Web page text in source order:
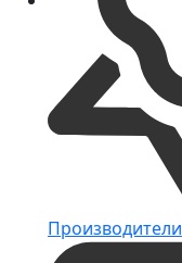
Производители